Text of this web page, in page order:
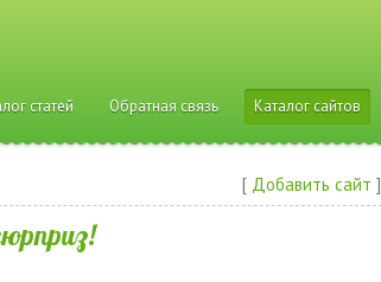
статей Обратная связь Каталог сайтов
[ Добавить сайт ]